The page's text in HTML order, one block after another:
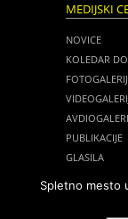
MEDIJSKI
NOVICE
KOLEDAR
PUBLIKACIJE
GLASILA
Spletno mesto